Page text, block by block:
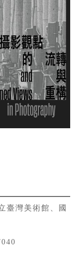
臺灣美術館、國